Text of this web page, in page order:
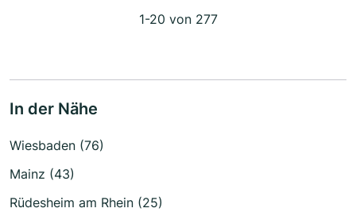
1-20 von 277
In der Nähe
Wiesbaden (76)
Mainz (43)
Rüdesheim am Rhein (25)